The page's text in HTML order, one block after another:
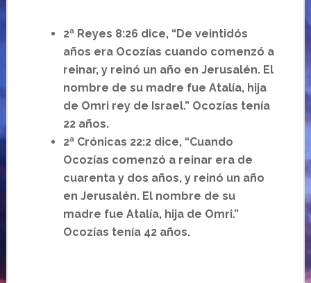
2ª Reyes 8:26 dice, “De veintidós
años era Ocozías cuando comenzó a
reinar, y reinó un año en Jerusalén. El
nombre de su madre fue Atalía, hija
de Omri rey de Israel.” Ocozías tenía
22 años.
2ª Crónicas 22:2 dice, “Cuando
Ocozías comenzó a reinar era de
cuarenta y dos años, y reinó un año
en Jerusalén. El nombre de su
madre fue Atalía, hija de Omri.”
Ocozías tenía 42 años.